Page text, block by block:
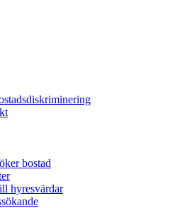
bostad
hyresvärdar